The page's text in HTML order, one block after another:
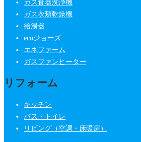
ガス食器洗浄機
ガス衣類乾燥機
給湯器
ecoジョーズ
エネファーム
ガスファンヒーター
リフォーム
キッチン
バス・トイレ
リビング（空調・床暖房）